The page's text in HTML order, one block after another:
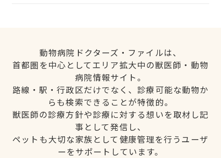
動物病院ドクターズ・ファイルは、
首都圏を中心としてエリア拡大中の獣医師・動物
病院情報サイト。
路線・駅・行政区だけでなく、診療可能な動物か
らも検索できることが特徴的。
獣医師の診療方針や診療に対する想いを取材し記
事として発信し、
ペットも大切な家族として健康管理を行うユーザ
ーをサポートしています。